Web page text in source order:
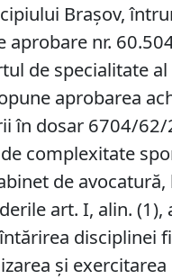
Brașov,
aprobare nr.
de specialitate
aprobarea
în dosar 6704/
complexitate
de
art. I, alin.
disciplinei
şi